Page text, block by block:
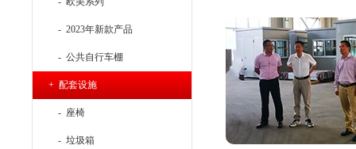
- 2023年新款产品
- 公共自行车棚
+ 配套设施
- 座椅
- 垃圾箱